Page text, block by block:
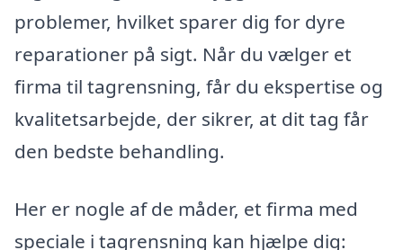
problemer, hvilket sparer dig for dyre
reparationer på sigt. Når du vælger et
firma til tagrensning, får du ekspertise og
kvalitetsarbejde, der sikrer, at dit tag får
den bedste behandling.
Her er nogle af de måder, et firma med
speciale i tagrensning kan hjælpe dig: